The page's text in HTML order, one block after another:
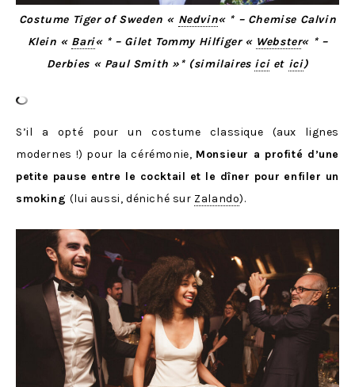
Costume Tiger of Sweden « Nedvin« * – Chemise Calvin
Klein « Bari« * – Gilet Tommy Hilfiger « Webster« * –
Derbies « Paul Smith »* (similaires iciet ici)
S’il a opté pour un costume classique (aux lignes
modernes !) pour la cérémonie, Monsieur a profité d’une
petite pause entre le cocktail et le dîner pour enfiler un
smoking (lui aussi, déniché sur Zalando).